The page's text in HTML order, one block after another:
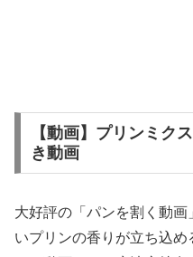
【動画】プリンミク
き動画
大好評の「パンを割く動
いプリンの香りが立ち込め